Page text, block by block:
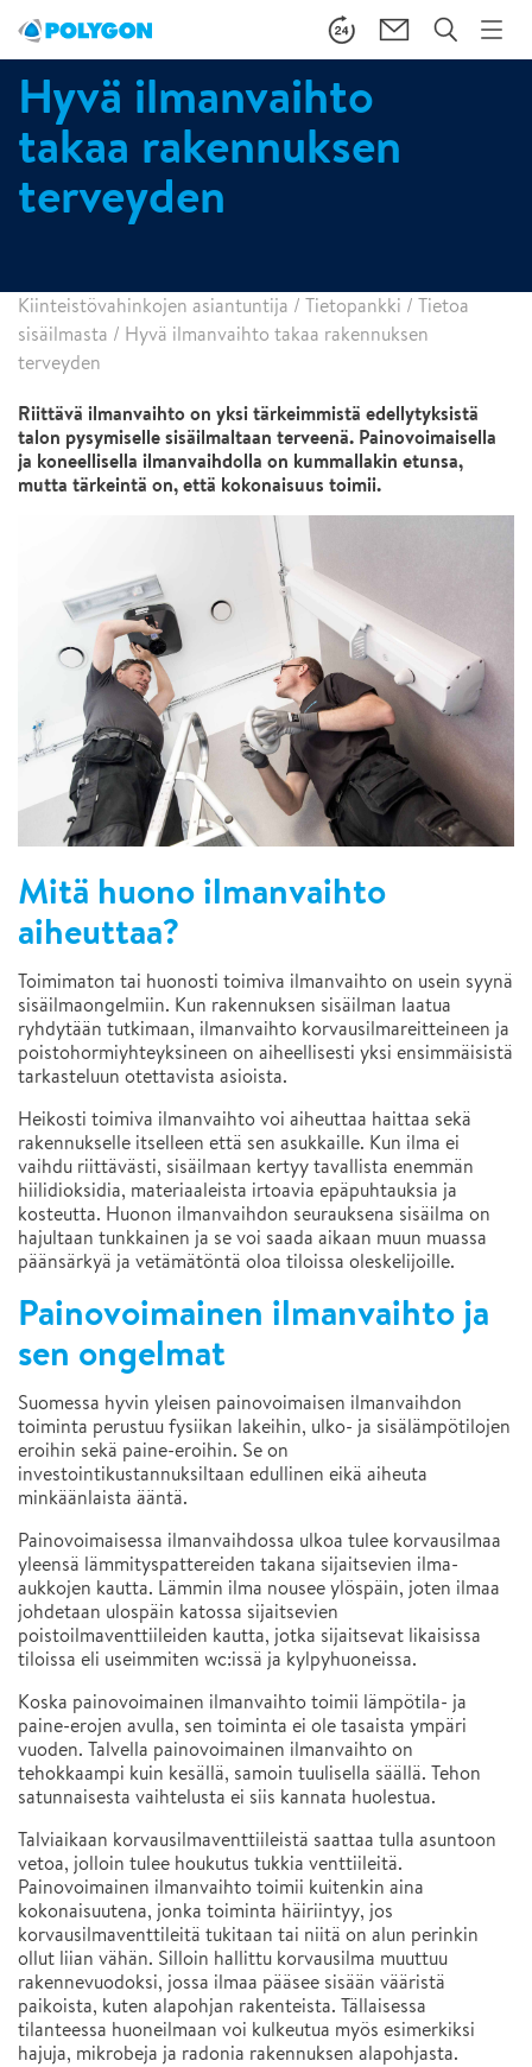
Hyvä ilmanvaihto
takaa rakennuksen
terveyden
Kiinteistövahinkojen asiantuntija / Tietopankki / Tietoa
sisäilmasta / Hyvä ilmanvaihto takaa rakennuksen
terveyden
Riittävä ilmanvaihto on yksi tärkeimmistä edellytyksistä
talon pysymiselle sisäilmaltaan terveenä. Painovoimaisella
ja koneellisella ilmanvaihdolla on kummallakin etunsa,
mutta tärkeintä on, että kokonaisuus toimii.
Mitä huono ilmanvaihto
aiheuttaa?
Toimimaton tai huonosti toimiva ilmanvaihto on usein syynä
sisäilmaongelmiin. Kun rakennuksen sisäilman laatua
ryhdytään tutkimaan, ilmanvaihto korvausilmareitteineen ja
poistohormiyhteyksineen on aiheellisesti yksi ensimmäisistä
tarkasteluun otettavista asioista.
Heikosti toimiva ilmanvaihto voi aiheuttaa haittaa sekä
rakennukselle itselleen että sen asukkaille. Kun ilma ei
vaihdu riittävästi, sisäilmaan kertyy tavallista enemmän
hiilidioksidia, materiaaleista irtoavia epäpuhtauksia ja
kosteutta. Huonon ilmanvaihdon seurauksena sisäilma on
hajultaan tunkkainen ja se voi saada aikaan muun muassa
päänsärkyä ja vetämätöntä oloa tiloissa oleskelijoille.
Painovoimainen ilmanvaihto ja
sen ongelmat
Suomessa hyvin yleisen painovoimaisen ilmanvaihdon
toiminta perustuu fysiikan lakeihin, ulko- ja sisälämpötilojen
eroihin sekä paine-eroihin. Se on
investointikustannuksiltaan edullinen eikä aiheuta
minkäänlaista ääntä.
Painovoimaisessa ilmanvaihdossa ulkoa tulee korvausilmaa
yleensä lämmityspattereiden takana sijaitsevien ilma-
aukkojen kautta. Lämmin ilma nousee ylöspäin, joten ilmaa
johdetaan ulospäin katossa sijaitsevien
poistoilmaventtiileiden kautta, jotka sijaitsevat likaisissa
tiloissa eli useimmiten wc:issä ja kylpyhuoneissa.
Koska painovoimainen ilmanvaihto toimii lämpötila- ja
paine-erojen avulla, sen toiminta ei ole tasaista ympäri
vuoden. Talvella painovoimainen ilmanvaihto on
tehokkaampi kuin kesällä, samoin tuulisella säällä. Tehon
satunnaisesta vaihtelusta ei siis kannata huolestua.
Talviaikaan korvausilmaventtiileistä saattaa tulla asuntoon
vetoa, jolloin tulee houkutus tukkia venttiileitä.
Painovoimainen ilmanvaihto toimii kuitenkin aina
kokonaisuutena, jonka toiminta häiriintyy, jos
korvausilmaventtileitä tukitaan tai niitä on alun perinkin
ollut liian vähän. Silloin hallittu korvausilma muuttuu
rakennevuodoksi, jossa ilmaa pääsee sisään vääristä
paikoista, kuten alapohjan rakenteista. Tällaisessa
tilanteessa huoneilmaan voi kulkeutua myös esimerkiksi
hajuja, mikrobeja ja radonia rakennuksen alapohjasta.